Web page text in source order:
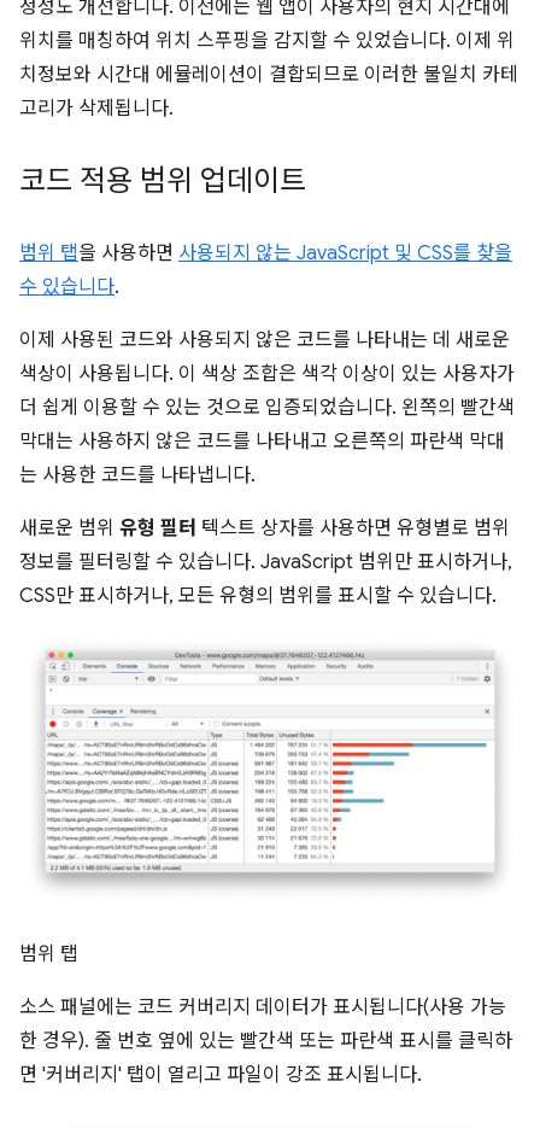
정성도 개선합니다. 이전에는 웹 앱이 사용자의 현지 시간대에
위치를 매칭하여 위치 스푸핑을 감지할 수 있었습니다. 이제 위
치정보와 시간대 에뮬레이션이 결합되므로 이러한 불일치 카테
고리가 삭제됩니다.
코드 적용 범위 업데이트
범위 탭을 사용하면 사용되지 않는 JavaScript 및 CSS를 찾을
수 있습니다.
이제 사용된 코드와 사용되지 않은 코드를 나타내는 데 새로운
색상이 사용됩니다. 이 색상 조합은 색각 이상이 있는 사용자가
더 쉽게 이용할 수 있는 것으로 입증되었습니다. 왼쪽의 빨간색
막대는 사용하지 않은 코드를 나타내고 오른쪽의 파란색 막대
는 사용한 코드를 나타냅니다.
새로운 범위 유형 필터 텍스트 상자를 사용하면 유형별로 범위
정보를 필터링할 수 있습니다. JavaScript 범위만 표시하거나,
CSS만 표시하거나, 모든 유형의 범위를 표시할 수 있습니다.
범위 탭
소스 패널에는 코드 커버리지 데이터가 표시됩니다(사용 가능
한 경우). 줄 번호 옆에 있는 빨간색 또는 파란색 표시를 클릭하
면 '커버리지' 탭이 열리고 파일이 강조 표시됩니다.